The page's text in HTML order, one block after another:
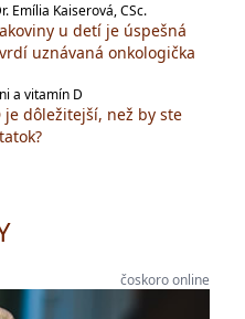
Emília Kaiserová, CSc.
u detí je úspešná
uznávaná onkologička
a vitamín D
je dôležitejší, než by ste
čoskoro online